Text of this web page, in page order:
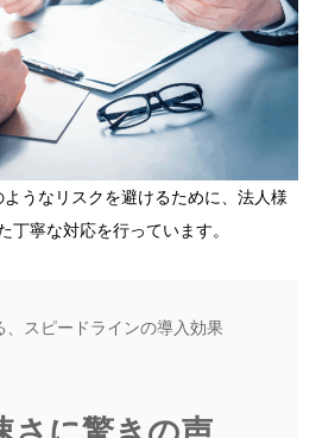
ようなリスクを避けるために、法人様
丁寧な対応を行っています。
、スピードラインの導入効果